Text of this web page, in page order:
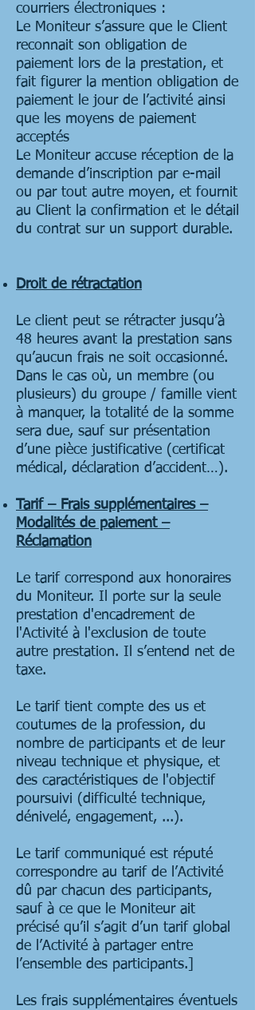
courriers électroniques :
Le Moniteur s’assure que le Client
reconnait son obligation de
paiement lors de la prestation, et
fait figurer la mention obligation de
paiement le jour de l’activité ainsi
que les moyens de paiement
acceptés
Le Moniteur accuse réception de la
demande d’inscription par e-mail
ou par tout autre moyen, et fournit
au Client la confirmation et le détail
du contrat sur un support durable.
Droit de rétractation
Le client peut se rétracter jusqu’à
48 heures avant la prestation sans
qu’aucun frais ne soit occasionné.
Dans le cas où, un membre (ou
plusieurs) du groupe / famille vient
à manquer, la totalité de la somme
sera due, sauf sur présentation
d’une pièce justificative (certificat
médical, déclaration d’accident…).
Tarif – Frais supplémentaires –
Modalités de paiement –
Réclamation
Le tarif correspond aux honoraires
du Moniteur. Il porte sur la seule
prestation d'encadrement de
l'Activité à l'exclusion de toute
autre prestation. Il s’entend net de
taxe.
Le tarif tient compte des us et
coutumes de la profession, du
nombre de participants et de leur
niveau technique et physique, et
des caractéristiques de l'objectif
poursuivi (difficulté technique,
dénivelé, engagement, ...).
Le tarif communiqué est réputé
correspondre au tarif de l’Activité
dû par chacun des participants,
sauf à ce que le Moniteur ait
précisé qu’il s’agit d’un tarif global
de l’Activité à partager entre
l’ensemble des participants.]
Les frais supplémentaires éventuels